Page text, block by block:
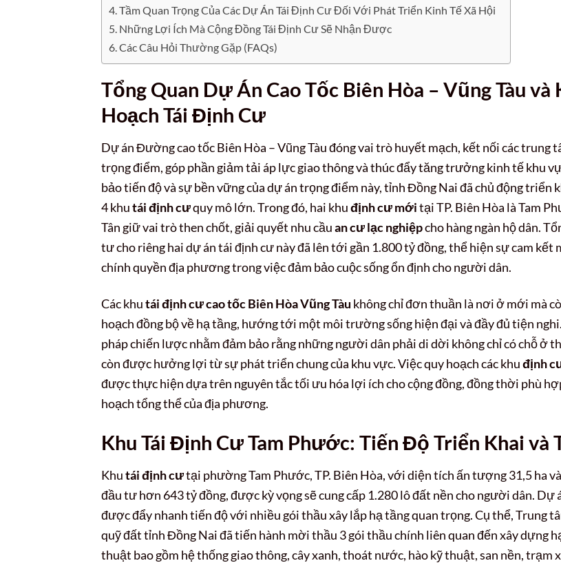
Tầm Quan Trọng Của Các Dự Án Tái Định Cư Đối Với Phát Triển Kinh Tế Xã Hội
Những Lợi Ích Mà Cộng Đồng Tái Định Cư Sẽ Nhận Được
Các Câu Hỏi Thường Gặp (FAQs)
Tổng Quan Dự Án Cao Tốc Biên Hòa – Vũng Tàu và
Hoạch Tái Định Cư
Dự án Đường cao tốc Biên Hòa – Vũng Tàu đóng vai trò huyết mạch, kết nối các trung
trọng điểm, góp phần giảm tải áp lực giao thông và thúc đẩy tăng trưởng kinh tế khu
bảo tiến độ và sự bền vững của dự án trọng điểm này, tỉnh Đồng Nai đã chủ động triển
4 khutái định cưquy mô lớn. Trong đó, hai khuđịnh cư mớitại TP. Biên Hòa là Tam
Tân giữ vai trò then chốt, giải quyết nhu cầuan cư lạc nghiệpcho hàng ngàn hộ dân.
tư cho riêng hai dự án tái định cư này đã lên tới gần 1.800 tỷ đồng, thể hiện sự cam kết
chính quyền địa phương trong việc đảm bảo cuộc sống ổn định cho người dân.
Các khutái định cư cao tốc Biên Hòa Vũng Tàu không chỉ đơn thuần là nơi ở mới mà
hoạch đồng bộ về hạ tầng, hướng tới một môi trường sống hiện đại và đầy đủ tiện
pháp chiến lược nhằm đảm bảo rằng những người dân phải di dời không chỉ có chỗ ở
còn được hưởng lợi từ sự phát triển chung của khu vực. Việc quy hoạch các khuđịnh
được thực hiện dựa trên nguyên tắc tối ưu hóa lợi ích cho cộng đồng, đồng thời phù
hoạch tổng thể của địa phương.
Khu Tái Định Cư Tam Phước: Tiến Độ Triển Khai và
Khutái định cưtại phường Tam Phước, TP. Biên Hòa, với diện tích ấn tượng 31,5 ha
đầu tư hơn 643 tỷ đồng, được kỳ vọng sẽ cung cấp 1.280 lô đất nền cho người dân. Dự
được đẩy nhanh tiến độ với nhiều gói thầu xây lắp hạ tầng quan trọng. Cụ thể, Trung
quỹ đất tỉnh Đồng Nai đã tiến hành mời thầu 3 gói thầu chính liên quan đến xây dựng
thuật bao gồm hệ thống giao thông, cây xanh, thoát nước, hào kỹ thuật, san nền, trạm